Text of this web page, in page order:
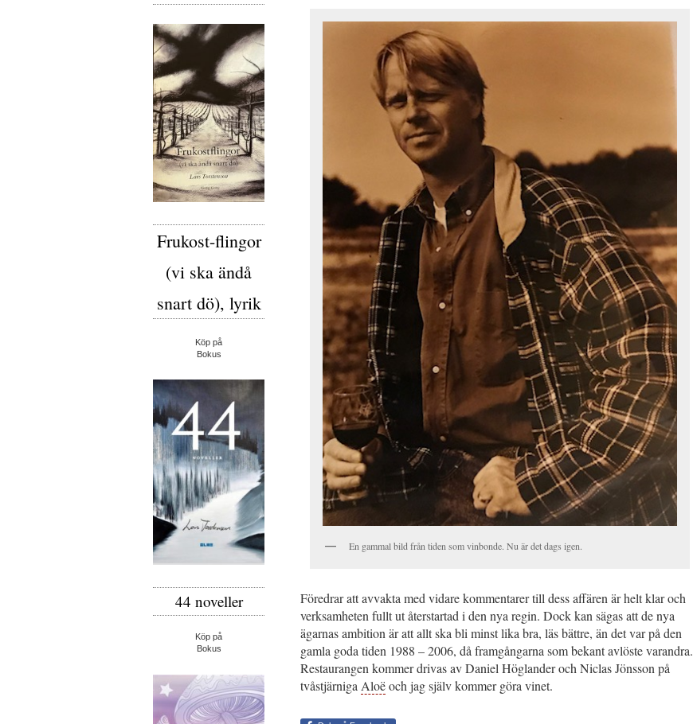
En gammal bild från tiden som vinbonde. Nu är det dags igen.
Föredrar att avvakta med vidare kommentarer till dess affären är helt klar och
verksamheten fullt ut återstartad i den nya regin. Dock kan sägas att de nya
ägarnas ambition är att allt ska bli minst lika bra, läs bättre, än det var på den
gamla goda tiden 1988 – 2006, då framgångarna som bekant avlöste varandra.
Restaurangen kommer drivas av Daniel Höglander och Niclas Jönsson på
tvåstjärnigaAloëoch jag själv kommer göra vinet.
Frukost-flingor
(vi ska ändå
snart dö), lyrik
Köp på
Bokus
44 noveller
Köp på
Bokus